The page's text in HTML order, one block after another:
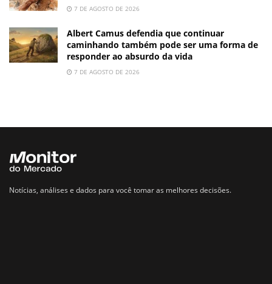
7 DE AGOSTO DE 2026
Albert Camus defendia que continuar
caminhando também pode ser uma forma de
responder ao absurdo da vida
7 DE AGOSTO DE 2026
Notícias, análises e dados para você tomar as melhores decisões.